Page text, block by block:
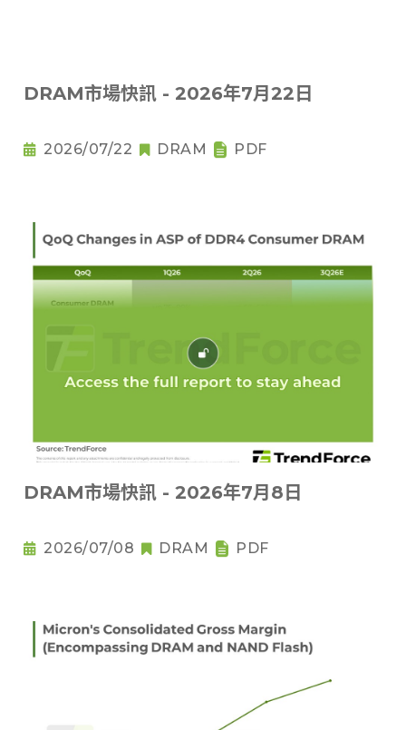
DRAM市場快訊 - 2026年7月22日
2026/07/22 DRAM PDF
DRAM市場快訊 - 2026年7月8日
2026/07/08 DRAM PDF